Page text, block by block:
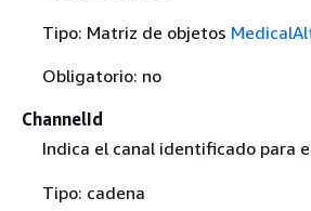
Tipo: Matriz de objetos
Obligatorio: no
ChannelId
Indica el canal identificado para
Tipo: cadena